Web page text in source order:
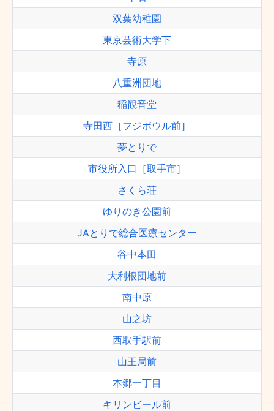
双葉幼稚園
東京芸術大学下
寺原
八重洲団地
稲観音堂
寺田西［フジボウル前］
夢とりで
市役所入口［取手市］
さくら荘
ゆりのき公園前
JAとりで総合医療センター
谷中本田
大利根団地前
南中原
山之坊
西取手駅前
山王局前
本郷一丁目
キリンビール前